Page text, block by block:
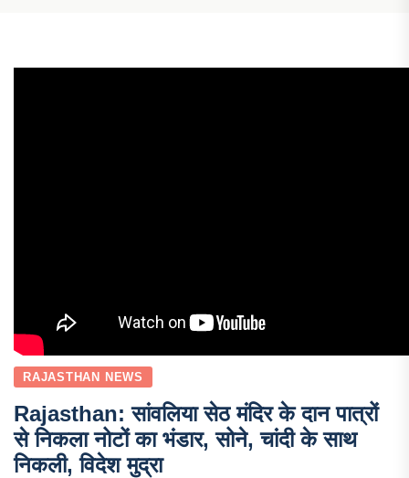
RAJASTHAN NEWS
Rajasthan: सांवलिया सेठ मंदिर के दान पात्रों
से निकला नोटों का भंडार, सोने, चांदी के साथ
निकली, विदेश मुद्रा